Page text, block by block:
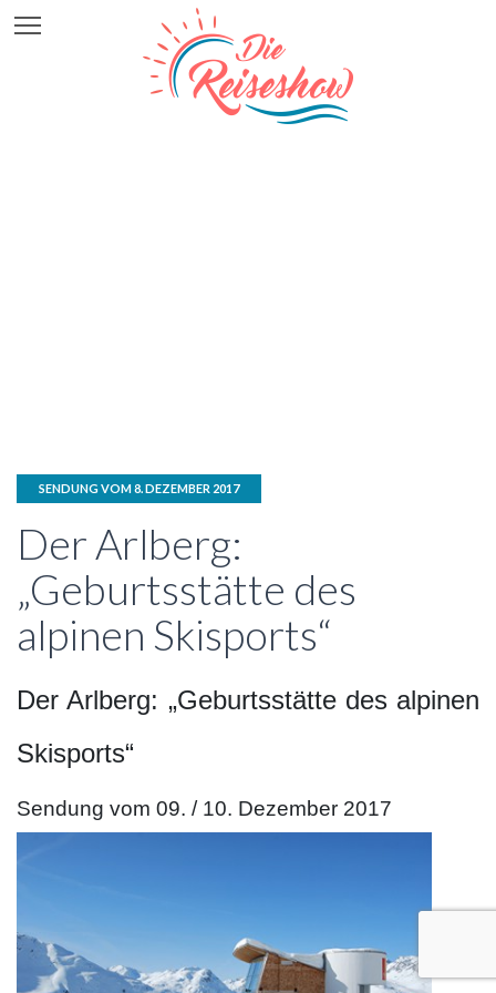
SENDUNG VOM 8. DEZEMBER 2017
Der Arlberg:
„Geburtsstätte des
alpinen Skisports“
Der Arlberg: „Geburtsstätte des alpinen
Skisports“
Sendung vom 09. / 10. Dezember 2017